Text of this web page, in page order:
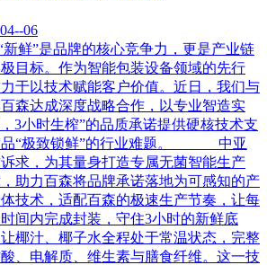
06
鲜”是品牌的核心竞争力，更是产业链
极目标。作为智能包装设备领域的先行
于以技术赋能客户价值。近日，我们与
森达成深度战略合作，以专业智造实
3小时生榨”的品质承诺提供硬核技术支
品“极致锁鲜”的行业难题。 中亚
求，为其量身打造专属无菌智能生产
助力百森将品牌承诺落地为可感知的产
技术，适配百森的极速生产节奏，让每
间内完成封装，守住3小时的新鲜底
椰汁、椰子水全程处于常温状态，完整
、电解质、维生素与膳食纤维。这一技